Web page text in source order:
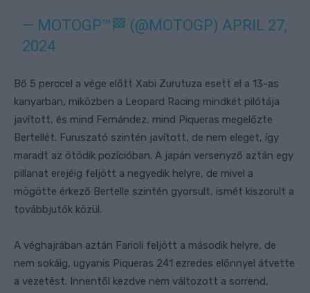
— MOTOGP™🏁 (@MOTOGP) APRIL 27,
2024
Bő 5 perccel a vége előtt Xabi Zurutuza esett el a 13-as
kanyarban, miközben a Leopard Racing mindkét pilótája
javított, és mind Fernández, mind Piqueras megelőzte
Bertellét. Furuszató szintén javított, de nem eleget, így
maradt az ötödik pozícióban. A japán versenyző aztán egy
pillanat erejéig feljött a negyedik helyre, de mivel a
mögötte érkező Bertelle szintén gyorsult, ismét kiszorult a
továbbjutók közül.
A véghajrában aztán Farioli feljött a második helyre, de
nem sokáig, ugyanis Piqueras 241 ezredes előnnyel átvette
a vezetést. Innentől kezdve nem változott a sorrend,